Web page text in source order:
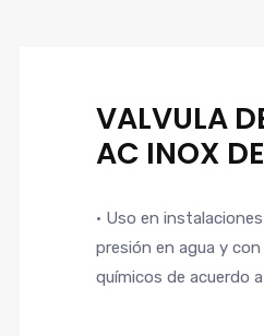
VALVULA
AC INOX
• Uso en
presión en agua y
químicos de acuerdo